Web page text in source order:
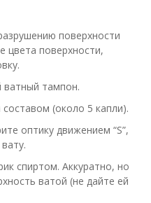
поверхности
цвета поверхности,
ватный тампон.
(около 5 капли).
оптику движением “S”,
спиртом. Аккуратно, но
ватой (не дайте ей